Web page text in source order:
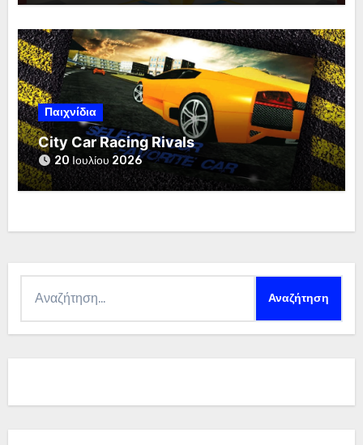
Παιχνίδια
City Car Racing Rivals
20 Ιουλίου 2026
για: